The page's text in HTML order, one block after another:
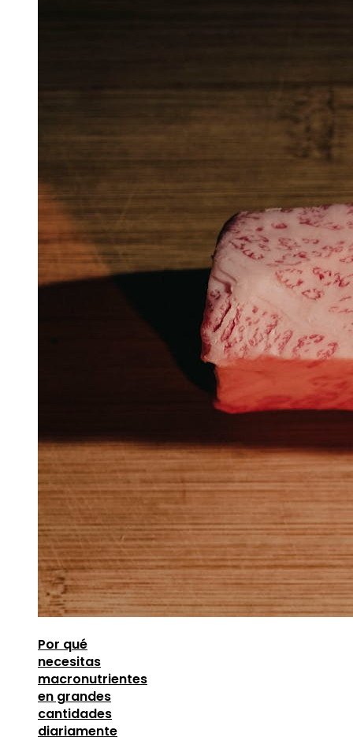
Por qué
necesitas
macronutrientes
en grandes
cantidades
diariamente